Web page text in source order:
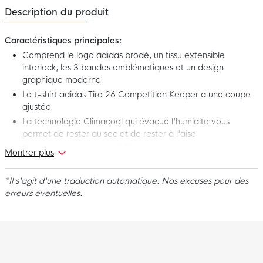
Description du produit
Caractéristiques principales:
Comprend le logo adidas brodé, un tissu extensible
interlock, les 3 bandes emblématiques et un design
graphique moderne
Le t-shirt adidas Tiro 26 Competition Keeper a une coupe
ajustée
La technologie Climacool qui évacue l'humidité vous
permet de rester au sec et de rester à l'aise
Fabriqué en
Voici le maillot de gardien de but noir à manches courtes adidas
Tiro 26 Competition! Ce maillot de gardien de but adidas est
Montrer plus
*Il s'agit d'une traduction automatique. Nos excuses pour des
erreurs éventuelles.